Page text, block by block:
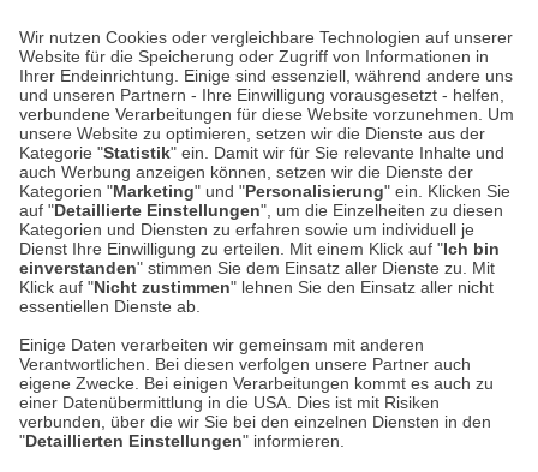
Wir nutzen Cookies oder vergleichbare Technologien auf unserer
Website für die Speicherung oder Zugriff von Informationen in
Ihrer Endeinrichtung. Einige sind essenziell, während andere uns
und unseren Partnern - Ihre Einwilligung vorausgesetzt - helfen,
verbundene Verarbeitungen für diese Website vorzunehmen. Um
unsere Website zu optimieren, setzen wir die Dienste aus der
Kategorie "Statistik" ein. Damit wir für Sie relevante Inhalte und
auch Werbung anzeigen können, setzen wir die Dienste der
Kategorien "Marketing" und "Personalisierung" ein. Klicken Sie
auf "Detaillierte Einstellungen", um die Einzelheiten zu diesen
Kategorien und Diensten zu erfahren sowie um individuell je
Dienst Ihre Einwilligung zu erteilen. Mit einem Klick auf "Ich bin
einverstanden" stimmen Sie dem Einsatz aller Dienste zu. Mit
Klick auf "Nicht zustimmen" lehnen Sie den Einsatz aller nicht
essentiellen Dienste ab.
Einige Daten verarbeiten wir gemeinsam mit anderen
Verantwortlichen. Bei diesen verfolgen unsere Partner auch
eigene Zwecke. Bei einigen Verarbeitungen kommt es auch zu
einer Datenübermittlung in die USA. Dies ist mit Risiken
verbunden, über die wir Sie bei den einzelnen Diensten in den
"Detaillierten Einstellungen" informieren.
Unser Geschäft in Meckenheim
Auf dem Steinbüchel 6
53340 Meckenheim
Montag bis Samstag 9:00 Uhr bis 18:00 Uhr
weitere Information
Hier finden Sie uns im Netz
Cookie-Einstellungen in Ihrem Browser